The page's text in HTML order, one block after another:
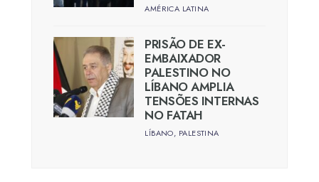
AMÉRICA LATINA
PRISÃO DE EX-
EMBAIXADOR
PALESTINO NO
LÍBANO AMPLIA
TENSÕES INTERNAS
NO FATAH
LÍBANO, PALESTINA